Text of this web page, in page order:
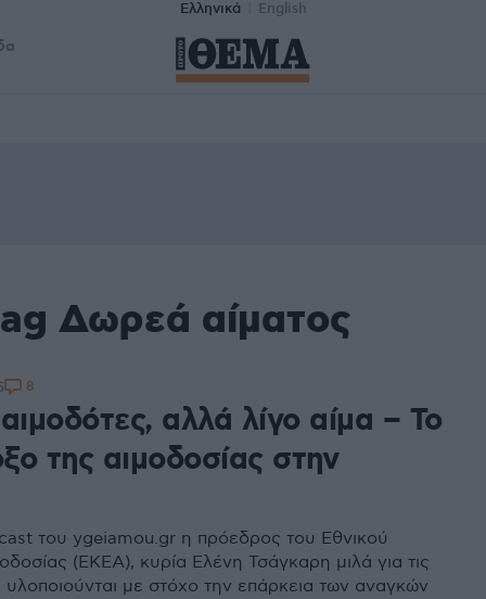
Ελληνικά English
Δωρεά αίματος
αλλά λίγο αίμα – Το
της αιμοδοσίας στην
του ygeiamou.gr η πρόεδρος του Εθνικού
(ΕΚΕΑ), κυρία Ελένη Τσάγκαρη μιλά για τις
με στόχο την επάρκεια των αναγκών
8